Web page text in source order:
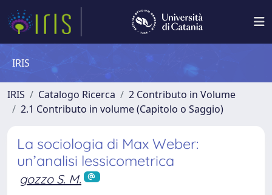
IRIS
IRIS Catalogo Ricerca
2 Contributo in Volume
2.1 Contributo in volume (Capitolo o Saggio)
La sociologia di Max Weber:
un’analisi lessicometrica
gozzo S. M.